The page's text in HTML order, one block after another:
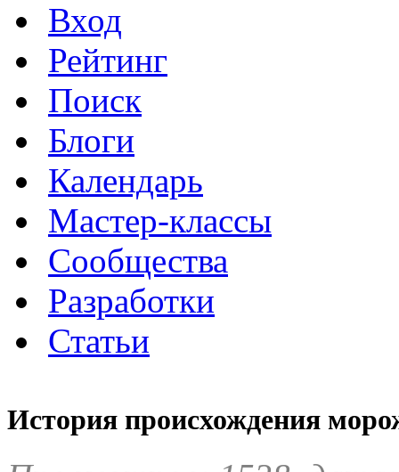
Вход
Рейтинг
Поиск
Блоги
Календарь
Мастер-классы
Сообщества
Разработки
Статьи
История происхождения